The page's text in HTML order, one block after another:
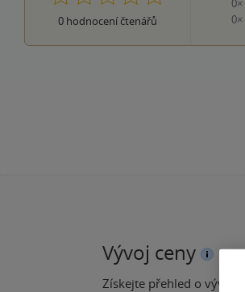
0 hodnocení čtenářů
0×
Vývoj ceny
Získejte přehled o vývoji